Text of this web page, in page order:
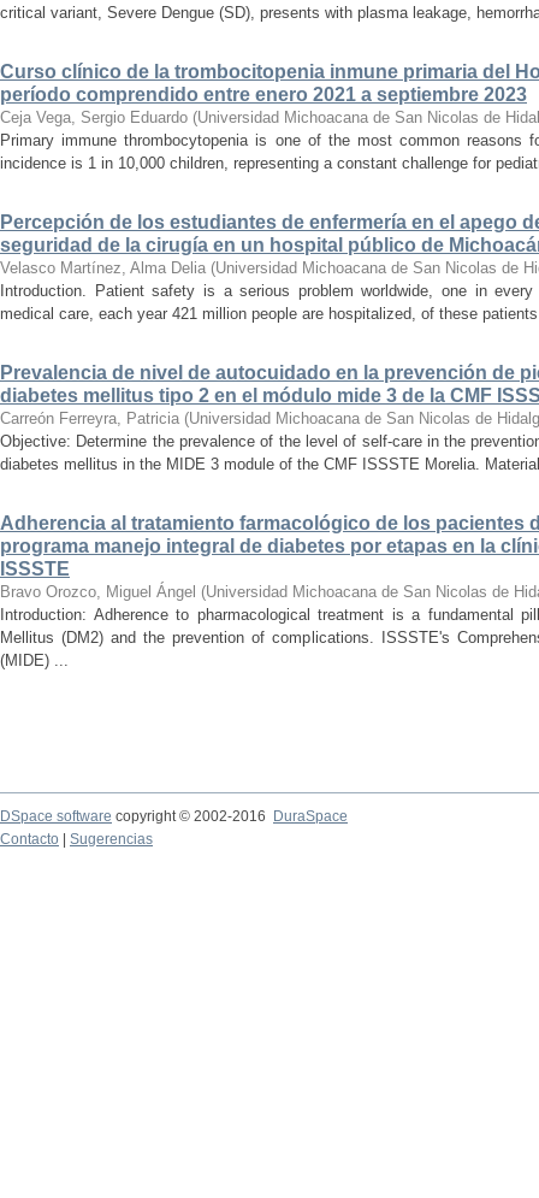
critical variant, Severe Dengue (SD), presents with plasma leakage,
Curso clínico de la trombocitopenia inmune primaria del
período comprendido entre enero 2021 a septiembre 2023
Ceja Vega, Sergio Eduardo (Universidad Michoacana de San Nicolas de
Primary immune thrombocytopenia is one of the most common reasons
incidence is 1 in 10,000 children, representing a constant challenge for
Percepción de los estudiantes de enfermería en el apego
seguridad de la cirugía en un hospital público de
Velasco Martínez, Alma Delia (Universidad Michoacana de San Nicolas de
Introduction. Patient safety is a serious problem worldwide, one in
medical care, each year 421 million people are hospitalized, of these
Prevalencia de nivel de autocuidado en la prevención de
diabetes mellitus tipo 2 en el módulo mide 3 de la CMF
Carreón Ferreyra, Patricia (Universidad Michoacana de San Nicolas de
Objective: Determine the prevalence of the level of self-care in the
diabetes mellitus in the MIDE 3 module of the CMF ISSSTE Morelia.
Adherencia al tratamiento farmacológico de los pacientes
programa manejo integral de diabetes por etapas en la
ISSSTE
Bravo Orozco, Miguel Ángel (Universidad Michoacana de San Nicolas de
Introduction: Adherence to pharmacological treatment is a fundamental
Mellitus (DM2) and the prevention of complications. ISSSTE's
(MIDE) ...
DSpace software copyright © 2002-2016
DuraSpace
Contacto
Sugerencias